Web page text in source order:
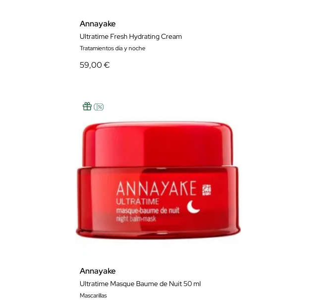
Annayake
Ultratime Fresh Hydrating Cream
Tratamientos día y noche
59,00 €
Annayake
Ultratime Masque Baume de Nuit 50 ml
Mascarillas